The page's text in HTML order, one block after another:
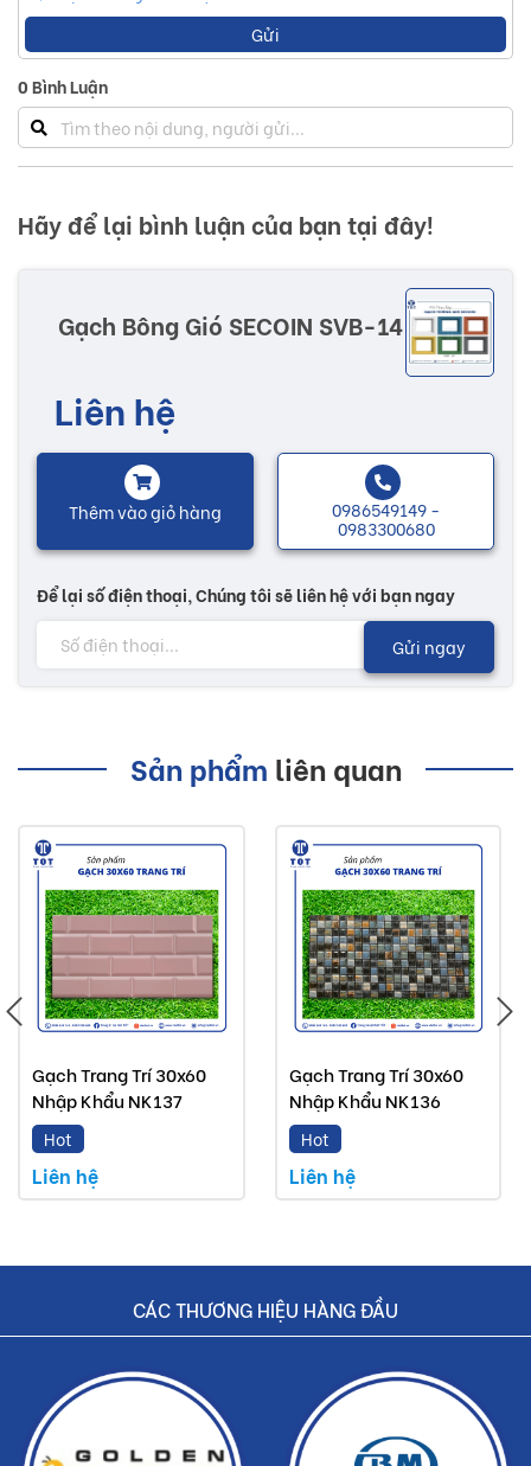
Gửi
0Bình Luận
Hãy để lại bình luận của bạn tại đây!
Gạch Bông Gió SECOIN SVB-14
Liên hệ
Thêm vào giỏ hàng 0986549149 -
0983300680
Để lại số điện thoại, Chúng tôi sẽ liên hệ với bạn ngay
Gửi ngay
Sản phẩm liên quan
Gạch Trang Trí 30x60
Nhập Khẩu NK137
Hot
Liên hệ
Gạch Trang Trí 30x60
Nhập Khẩu NK136
Hot
Liên hệ
CÁC THƯƠNG HIỆU HÀNG ĐẦU